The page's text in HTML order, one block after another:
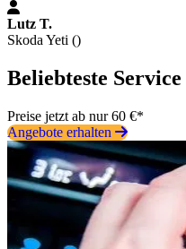
Lutz T.
Skoda Yeti ()
Beliebteste
Preise jetzt ab nur 60 €*
Angebote erhalten